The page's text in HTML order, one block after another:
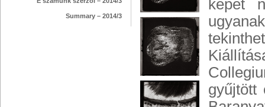
Summary – 2014/3
képet
gyűjtött